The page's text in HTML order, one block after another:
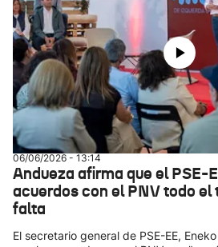
06/06/2026 - 13:14
Andueza afirma que el PSE-
acuerdos con el PNV todo el
falta
El secretario general de PSE-EE,